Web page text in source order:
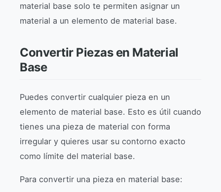
material base solo te permiten asignar un
material a un elemento de material base.
Convertir Piezas en Material
Base
Puedes convertir cualquier pieza en un
elemento de material base. Esto es útil cuando
tienes una pieza de material con forma
irregular y quieres usar su contorno exacto
como límite del material base.
Para convertir una pieza en material base: